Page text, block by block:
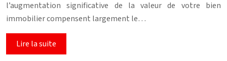
l’augmentation significative de la valeur de votre bien
immobilier compensent largement le…
Lire la suite